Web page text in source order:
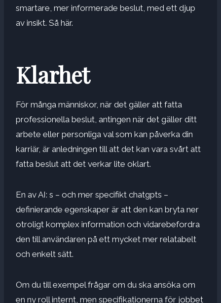
smartare, mer informerade beslut, med ett djup
av insikt. Så här.
Klarhet
För många människor, när det gäller att fatta
professionella beslut, antingen när det gäller ditt
arbete eller personliga val som kan påverka din
karriär, är anledningen till att det kan vara svårt att
fatta beslut att det verkar lite oklart.
En av AI: s – och mer specifikt chatgpts –
definierande egenskaper är att den kan bryta ner
otroligt komplex information och vidarebefordra
den till användaren på ett mycket mer relatabelt
och enkelt sätt.
Om du till exempel frågar om du ska ansöka om
en ny roll internt, men specifikationerna för jobbet